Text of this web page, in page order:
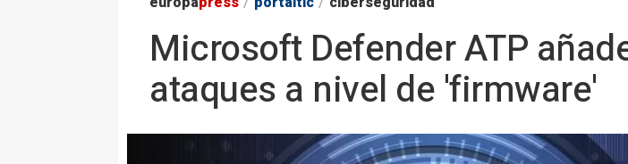
Microsoft Defender ATP
ataques a nivel de 'firmware'